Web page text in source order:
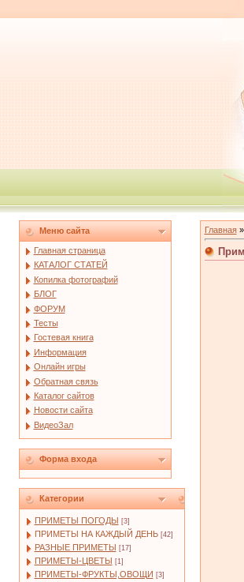
Меню сайта
Главная страница
КАТАЛОГ СТАТЕЙ
Копилка фотографий
БЛОГ
ФОРУМ
Тесты
Гостевая книга
Информация
Онлайн игры
Обратная связь
Каталог сайтов
Новости сайта
ВидеоЗал
Форма входа
Категории
ПРИМЕТЫ ПОГОДЫ [3]
ПРИМЕТЫ НА КАЖДЫЙ ДЕНЬ [42]
РАЗНЫЕ ПРИМЕТЫ [17]
ПРИМЕТЫ-ЦВЕТЫ [1]
ПРИМЕТЫ-ФРУКТЫ,ОВОЩИ [3]
Главная»